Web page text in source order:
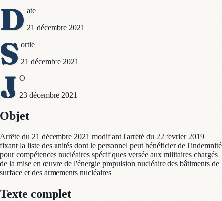
D ate
21 décembre 2021
S ortie
21 décembre 2021
J O
23 décembre 2021
Objet
Arrêté du 21 décembre 2021 modifiant l'arrêté du 22 février 2019
fixant la liste des unités dont le personnel peut bénéficier de l'indemnité
pour compétences nucléaires spécifiques versée aux militaires chargés
de la mise en œuvre de l'énergie propulsion nucléaire des bâtiments de
surface et des armements nucléaires
Texte complet